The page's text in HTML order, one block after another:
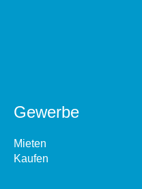
Gewerbe
Mieten
Kaufen